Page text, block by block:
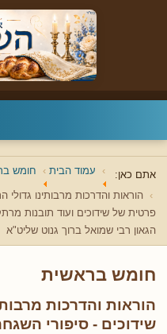
אתם כאן: עמוד הבית חומש
הוראות והדרכות מרבותינו גדולי
פרטית של שידוכים ועוד תובנות
הגאון רבי שמואל ברוך גנוט שליט"א
חומש בראשית
הוראות והדרכות
שידוכים - סיפורי